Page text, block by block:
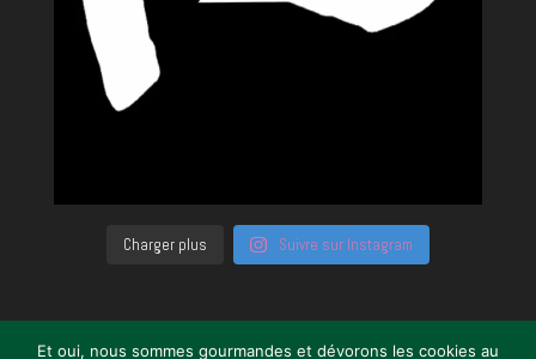
Charger plus Suivre sur Instagram
Et oui, nous sommes gourmandes et dévorons les cookies au